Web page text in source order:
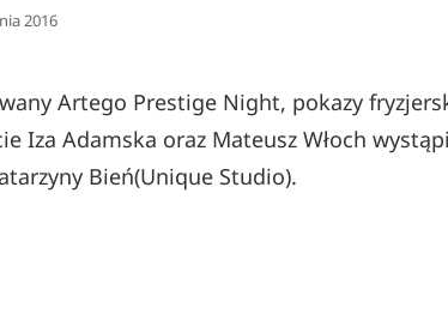
2016
Artego Prestige Night, pokazy
Iza Adamska oraz Mateusz Włoch
Bień(Unique Studio).